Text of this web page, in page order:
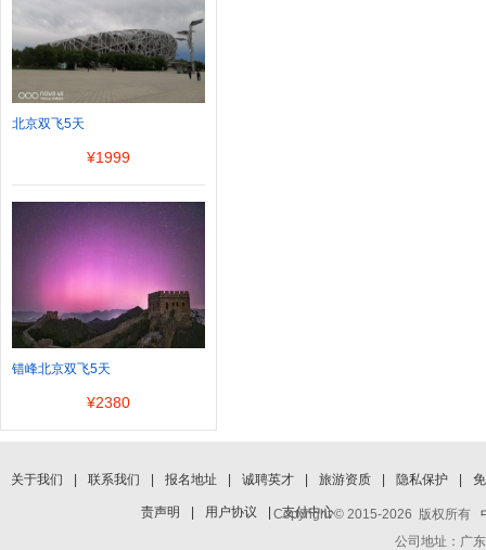
北京双飞5天
¥1999
错峰北京双飞5天
¥2380
关于我们 联系我们 报名地址 诚聘英才 旅游资质 隐私保护 免
责声明 用户协议 支付中心
Copyright © 2015-2026 版权所有
公司地址：广